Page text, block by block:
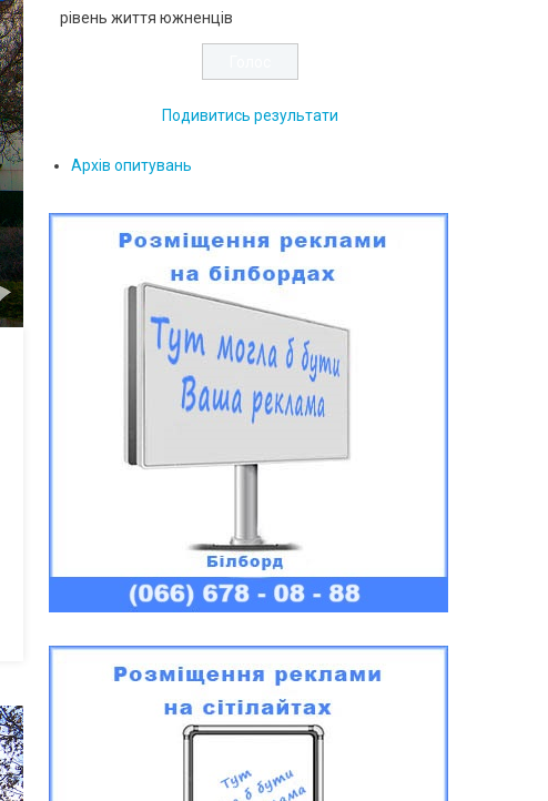
рівень життя южненців
Подивитись результати
Архів опитувань